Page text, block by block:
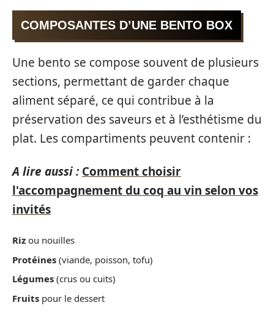
COMPOSANTES D’UNE BENTO BOX
Une bento se compose souvent de plusieurs
sections, permettant de garder chaque
aliment séparé, ce qui contribue à la
préservation des saveurs et à l’esthétisme du
plat. Les compartiments peuvent contenir :
A lire aussi : Comment choisir
l'accompagnement du coq au vin selon vos
invités
Riz ou nouilles
Protéines (viande, poisson, tofu)
Légumes (crus ou cuits)
Fruits pour le dessert